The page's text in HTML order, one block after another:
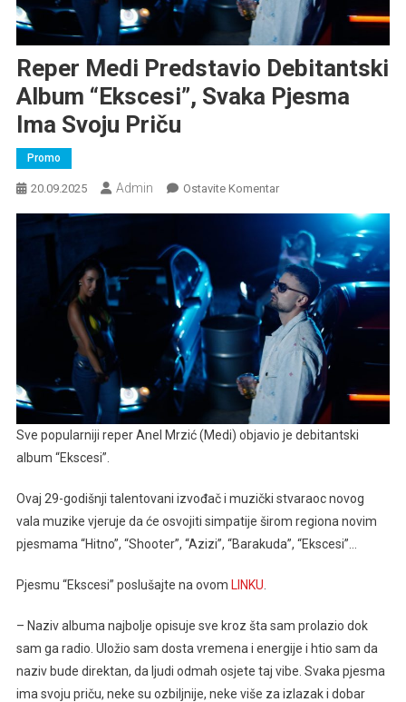
Reper Medi Predstavio Debitantski
Album “Ekscesi”, Svaka Pjesma
Ima Svoju Priču
Promo
20.09.2025 Admin Ostavite KomentarNa
Medi
Predstavio
Debitantski
Album
“Ekscesi”,
Svaka
Pjesma
Ima
Svoju
Priču
Sve popularniji reper Anel Mrzić (Medi) objavio je debitantski
album “Ekscesi”.
Ovaj 29-godišnji talentovani izvođač i muzički stvaraoc novog
vala muzike vjeruje da će osvojiti simpatije širom regiona novim
pjesmama “Hitno”, “Shooter”, “Azizi”, “Barakuda”, “Ekscesi”…
Pjesmu “Ekscesi” poslušajte na ovom LINKU
– Naziv albuma najbolje opisuje sve kroz šta sam prolazio dok
sam ga radio. Uložio sam dosta vremena i energije i htio sam da
naziv bude direktan, da ljudi odmah osjete taj vibe. Svaka pjesma
ima svoju priču, neke su ozbiljnije, neke više za izlazak i dobar